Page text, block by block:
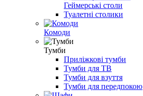
Геймерські столи
Туалетні столики
Комоди
Тумби
Приліжкові тумби
Тумби для ТВ
Тумби для взуття
Тумби для передпокою